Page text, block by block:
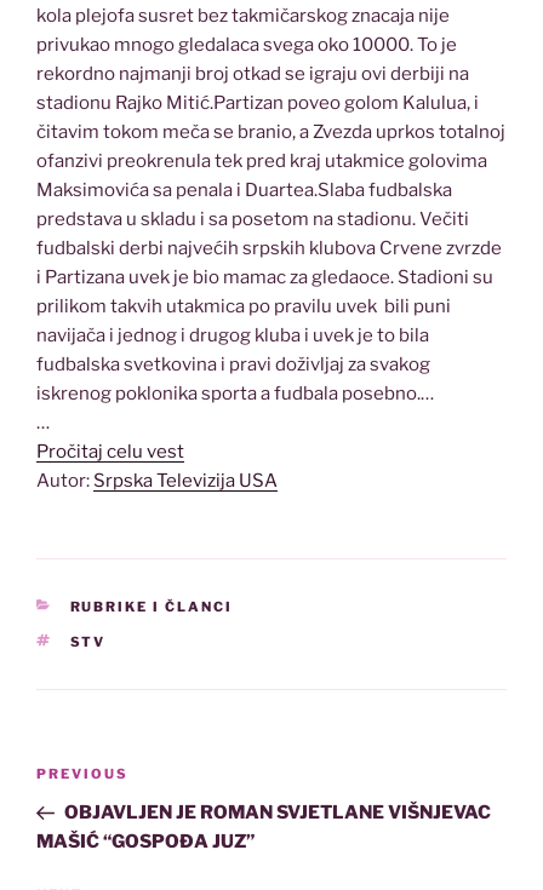
kola plejofa susret bez takmičarskog znacaja nije
privukao mnogo gledalaca svega oko 10000. To je
rekordno najmanji broj otkad se igraju ovi derbiji na
stadionu Rajko Mitić.Partizan poveo golom Kalulua, i
čitavim tokom meča se branio, a Zvezda uprkos totalnoj
ofanzivi preokrenula tek pred kraj utakmice golovima
Maksimovića sa penala i Duartea.Slaba fudbalska
predstava u skladu i sa posetom na stadionu. Večiti
fudbalski derbi najvećih srpskih klubova Crvene zvrzde
i Partizana uvek je bio mamac za gledaoce. Stadioni su
prilikom takvih utakmica po pravilu uvek bili puni
navijača i jednog i drugog kluba i uvek je to bila
fudbalska svetkovina i pravi doživljaj za svakog
iskrenog poklonika sporta a fudbala posebno.…
…
Pročitaj celu vest
Autor: Srpska Televizija USA
CATEGORIES
RUBRIKE I ČLANCI
TAGS
STV
Post
Previous
Post
PREVIOUS
OBJAVLJEN JE ROMAN SVJETLANE VIŠNJEVAC
MAŠIĆ “GOSPOĐA JUZ”